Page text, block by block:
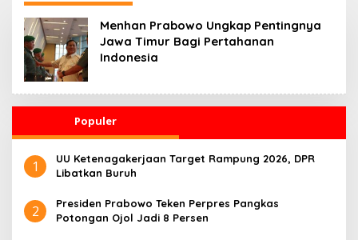
Menhan Prabowo Ungkap Pentingnya
Jawa Timur Bagi Pertahanan
Indonesia
Populer
1
UU Ketenagakerjaan Target Rampung 2026, DPR
Libatkan Buruh
2
Presiden Prabowo Teken Perpres Pangkas
Potongan Ojol Jadi 8 Persen